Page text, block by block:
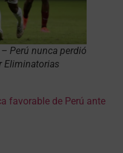
Perú nunca perdió
Eliminatorias
favorable de Perú ante